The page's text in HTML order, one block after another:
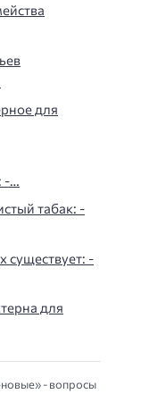
для
-…
табак: -
существует: -
для
- вопросы